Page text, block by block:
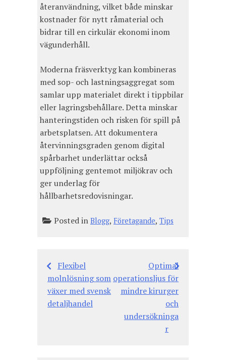
återanvändning, vilket både minskar
kostnader för nytt råmaterial och
bidrar till en cirkulär ekonomi inom
vägunderhåll.
Moderna fräsverktyg kan kombineras
med sop- och lastningsaggregat som
samlar upp materialet direkt i tippbilar
eller lagringsbehållare. Detta minskar
hanteringstiden och risken för spill på
arbetsplatsen. Att dokumentera
återvinningsgraden genom digital
spårbarhet underlättar också
uppföljning gentemot miljökrav och
ger underlag för
hållbarhetsredovisningar.
Posted in Blogg, Företagande, Tips
Inläggsnavigering
Flexibel
molnlösning som
växer med svensk
detaljhandel
Optimal
operationsljus för
mindre kirurger
och
undersökninga
r